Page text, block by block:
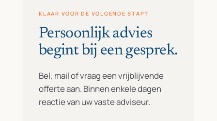
KLAAR VOOR DE VOLGENDE STAP?
Persoonlijk advies
begint bij een gesprek.
Bel, mail of vraag een vrijblijvende
offerte aan. Binnen enkele dagen
reactie van uw vaste adviseur.